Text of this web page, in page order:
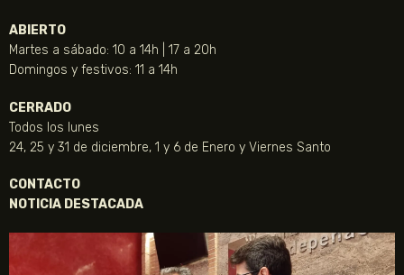
ABIERTO
Martes a sábado: 10 a 14h | 17 a 20h
Domingos y festivos: 11 a 14h
CERRADO
Todos los lunes
24, 25 y 31 de diciembre, 1 y 6 de Enero y Viernes Santo
CONTACTO
NOTICIA DESTACADA